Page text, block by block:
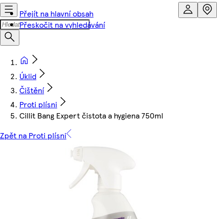
Přejít na hlavní obsah
Přeskočit na vyhledávání
Úklid
Čištění
Proti plísni
Cillit Bang Expert čistota a hygiena 750ml
Zpět na Proti plísni